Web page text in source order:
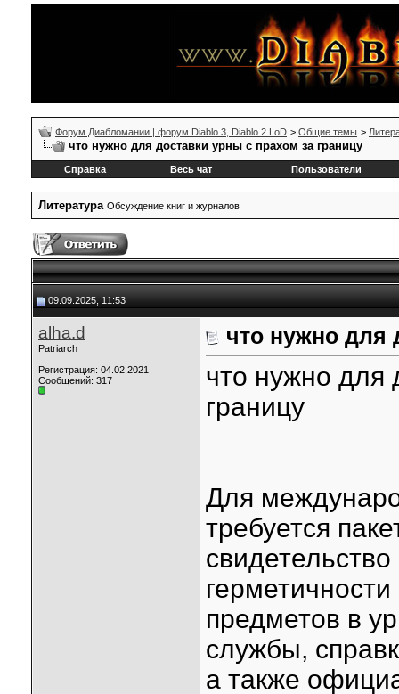
Форум Диабломании | форум Diablo 3, Diablo 2 LoD > Общие темы >
что нужно для доставки урны с прахом за границу
Справка Весь чат Пользователи
Литература Обсуждение книг и журналов
09.09.2025, 11:53
alha.d
Patriarch
Регистрация: 04.02.2021
Сообщений: 317
что нужно для
что нужно для
границу
Для
требуется
предметов в
службы,
а также